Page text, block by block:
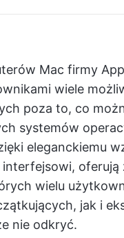
Mac firmy
wiele
poza to, co
systemów
eleganckiemu
interfejsowi, oferują
wielu
jak i
nie odkryć.